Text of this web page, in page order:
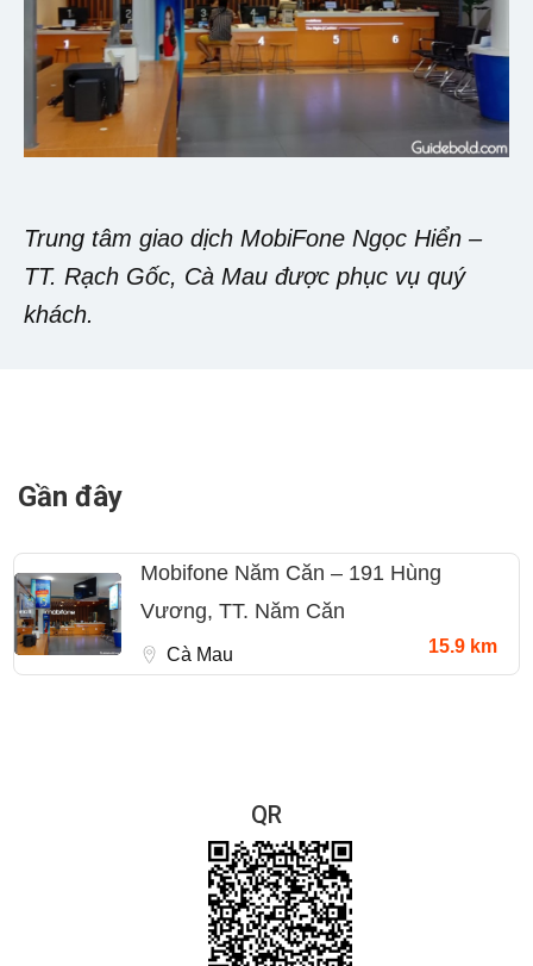
Trung tâm giao dịch MobiFone Ngọc Hiển –
TT. Rạch Gốc, Cà Mau được phục vụ quý
khách.
Gần đây
Mobifone Năm Căn – 191 Hùng
Vương, TT. Năm Căn
Cà Mau 15.9 km
QR